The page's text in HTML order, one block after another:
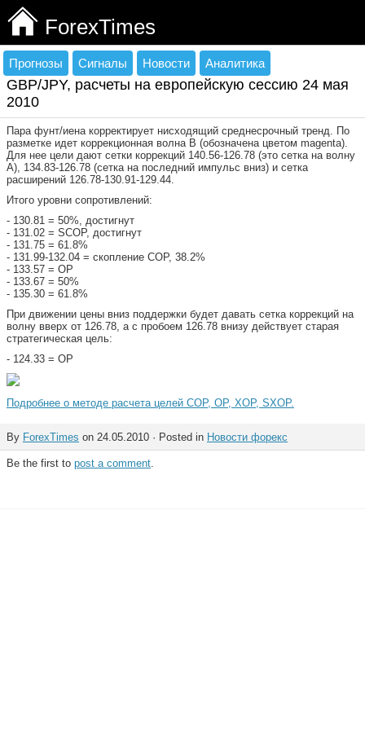
ForexTimes
Прогнозы Сигналы Новости Аналитика
GBP/JPY, расчеты на европейскую сессию 24 мая
2010
Пара фунт/иена корректирует нисходящий среднесрочный тренд. По
разметке идет коррекционная волна В (обозначена цветом magenta).
Для нее цели дают сетки коррекций 140.56-126.78 (это сетка на волну
А), 134.83-126.78 (сетка на последний импульс вниз) и сетка
расширений 126.78-130.91-129.44.
Итого уровни сопротивлений:
- 130.81 = 50%, достигнут
- 131.02 = SCOP, достигнут
- 131.75 = 61.8%
- 131.99-132.04 = скопление СОР, 38.2%
- 133.57 = ОР
- 133.67 = 50%
- 135.30 = 61.8%
При движении цены вниз поддержки будет давать сетка коррекций на
волну вверх от 126.78, а с пробоем 126.78 внизу действует старая
стратегическая цель:
- 124.33 = ОР
Подробнее о методе расчета целей COP, OP, XOP, SXOP.
By ForexTimes on 24.05.2010 · Posted in Новости форекс
Be the first to post a comment.